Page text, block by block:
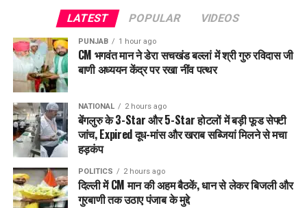
LATEST POPULAR VIDEOS
PUNJAB 1 hour ago
CM भगवंत मान ने डेरा सचखंड बल्लां में श्री गुरु रविदास जी
बाणी अध्ययन केंद्र पर रखा नींव पत्थर
NATIONAL 2 hours ago
बेंगलुरु के 3-Star और 5-Star होटलों में बड़ी फूड सेफ्टी
जांच, Expired दूध-मांस और खराब सब्जियां मिलने से मचा
हड़कंप
POLITICS 2 hours ago
दिल्ली में CM मान की अहम बैठकें, धान से लेकर बिजली और
गुरबाणी तक उठाए पंजाब के मुद्दे